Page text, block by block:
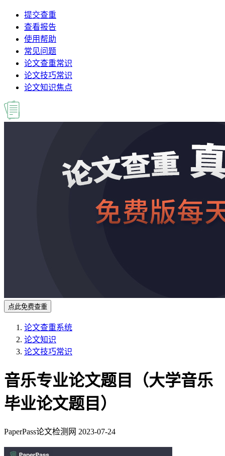
提交查重
查看报告
使用帮助
常见问题
论文查重常识
论文技巧常识
论文知识焦点
点此免费查重
论文查重系统
论文知识
论文技巧常识
音乐专业论文题目（大学音乐
毕业论文题目）
PaperPass论文检测网 2023-07-24